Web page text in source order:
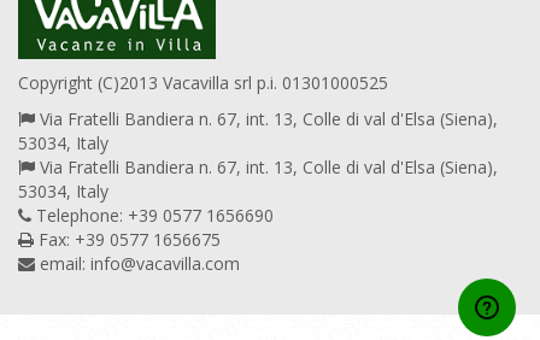
Copyright (C)2013 Vacavilla srl p.i. 01301000525
Via Fratelli Bandiera n. 67, int. 13, Colle di val d'Elsa (Siena),
53034, Italy
Via Fratelli Bandiera n. 67, int. 13, Colle di val d'Elsa (Siena),
53034, Italy
Telephone: +39 0577 1656690
Fax: +39 0577 1656675
email: info@vacavilla.com